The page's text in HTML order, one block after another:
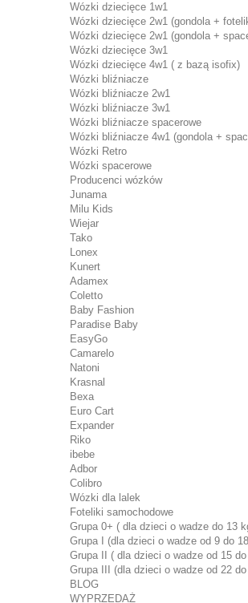
Wózki dziecięce 1w1
Wózki dziecięce 2w1 (gondola +
Wózki dziecięce 2w1 (gondola +
Wózki dziecięce 3w1
Wózki dziecięce 4w1 ( z bazą isofix)
Wózki bliźniacze
Wózki bliźniacze 2w1
Wózki bliźniacze 3w1
Wózki bliźniacze spacerowe
Wózki bliźniacze 4w1 (gondola +
Wózki Retro
Wózki spacerowe
Producenci wózków
Junama
Milu Kids
Wiejar
Tako
Lonex
Kunert
Adamex
Coletto
Baby Fashion
Paradise Baby
EasyGo
Camarelo
Natoni
Krasnal
Bexa
Euro Cart
Expander
Riko
ibebe
Adbor
Colibro
Wózki dla lalek
Foteliki samochodowe
Grupa 0+ ( dla dzieci o wadze do 13
Grupa I (dla dzieci o wadze od 9 do
Grupa II ( dla dzieci o wadze od 15
Grupa III (dla dzieci o wadze od 22
BLOG
WYPRZEDAŻ